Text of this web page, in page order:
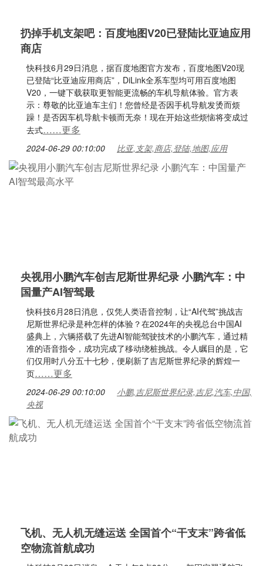
扔掉手机支架吧：百度地图V20已登陆比亚迪应用
商店
快科技6月29日消息，据百度地图官方发布，百度地图V20现
已登陆“比亚迪应用商店”，DiLink全系车型均可用百度地图
V20，一键下载获取更智能更流畅的车机导航体验。官方表
示：尊敬的比亚迪车主们！您曾经是否因手机导航发烫而烦
躁！是否因车机导航卡顿而无奈！现在开始这些烦恼将变成过
去式……更多
2024-06-29 00:10:00 比亚,支架,商店,登陆,地图,应用
央视用小鹏汽车创吉尼斯世界纪录 小鹏汽车：中
国量产AI智驾最
快科技6月28日消息，仅凭人类语音控制，让“AI代驾”挑战吉
尼斯世界纪录是种怎样的体验？在2024年的央视总台中国AI
盛典上，六辆搭载了先进AI智能驾驶技术的小鹏汽车，通过精
准的语音指令，成功完成了移动绕桩挑战。令人瞩目的是，它
们仅用时八分五十七秒，便刷新了吉尼斯世界纪录的辉煌一
页……更多
2024-06-29 00:10:00
小鹏,吉尼斯世界纪录,吉尼,汽车,中国,
央视
飞机、无人机无缝运送 全国首个“干支末”跨省低
空物流首航成功